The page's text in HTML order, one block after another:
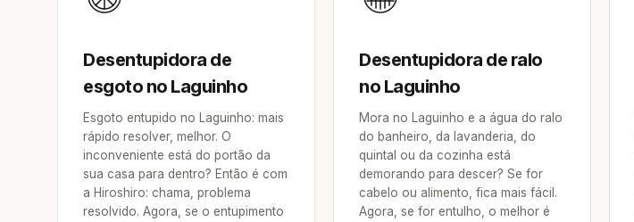
Desentupidora de
esgoto no Laguinho
Esgoto entupido no Laguinho: mais
rápido resolver, melhor. O
inconveniente está do portão da
sua casa para dentro? Então é com
a Hiroshiro: chama, problema
resolvido. Agora, se o entupimento
Desentupidora de ralo
no Laguinho
Mora no Laguinho e a água do ralo
do banheiro, da lavanderia, do
quintal ou da cozinha está
demorando para descer? Se for
cabelo ou alimento, fica mais fácil.
Agora, se for entulho, o melhor é